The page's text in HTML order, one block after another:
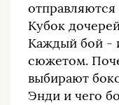
Кубок
Каждый бой ‒
сюжетом.
выбирают
Энди и чего